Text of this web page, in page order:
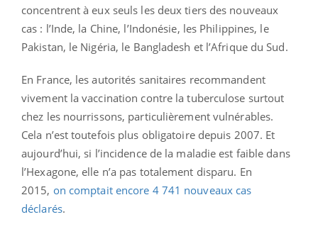
concentrent à eux seuls les deux tiers des nouveaux
cas : l’Inde, la Chine, l’Indonésie, les Philippines, le
Pakistan, le Nigéria, le Bangladesh et l’Afrique du Sud.
En France, les autorités sanitaires recommandent
vivement la vaccination contre la tuberculose surtout
chez les nourrissons, particulièrement vulnérables.
Cela n’est toutefois plus obligatoire depuis 2007. Et
aujourd’hui, si l’incidence de la maladie est faible dans
l’Hexagone, elle n’a pas totalement disparu. En
2015, on comptait encore 4 741 nouveaux cas
déclarés.